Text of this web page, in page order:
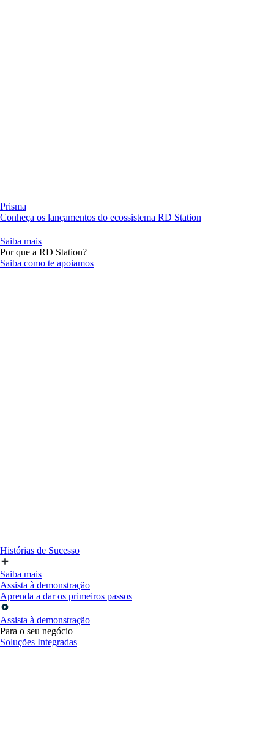
Prisma
Conheça os lançamentos do ecossistema RD Station
Saiba mais
Por que a RD Station?
Saiba como te apoiamos
Histórias de Sucesso
Saiba mais
Assista à demonstração
Aprenda a dar os primeiros passos
Assista à demonstração
Para o seu negócio
Soluções Integradas